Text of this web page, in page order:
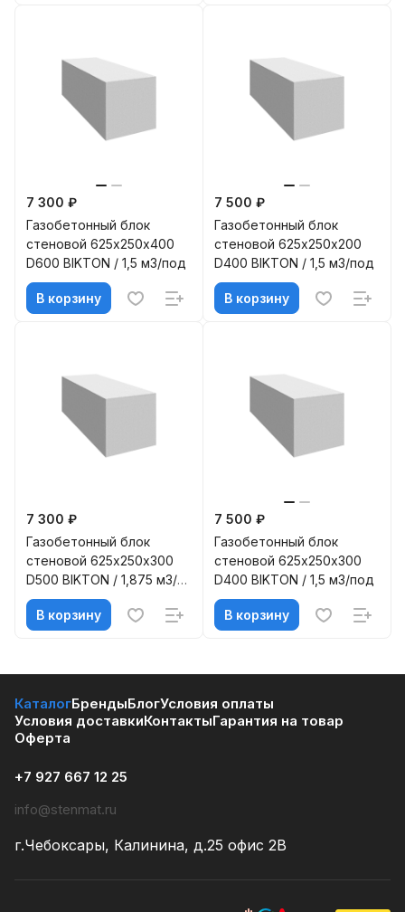
7 300 ₽
Газобетонный блок
стеновой 625х250х400
D600 BIKTON / 1,5 м3/под
В корзину
7 500 ₽
Газобетонный блок
стеновой 625х250х200
D400 BIKTON / 1,5 м3/под
В корзину
7 300 ₽
Газобетонный блок
стеновой 625х250х300
D500 BIKTON / 1,875 м3/
под
В корзину
7 500 ₽
Газобетонный блок
стеновой 625х250х300
D400 BIKTON / 1,5 м3/под
В корзину
КаталогБрендыБлогУсловия оплаты
Условия доставкиКонтактыГарантия на товар
Оферта
+7 927 667 12 25
info@stenmat.ru
г.Чебоксары, Калинина, д.25 офис 2В